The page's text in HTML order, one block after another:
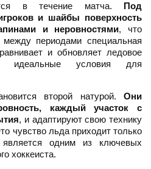
в течение матча. Под
и шайбы поверхность
и неровностями, что
периодами специальная
и обновляет ледовое
идеальные условия для
второй натурой. Они
каждый участок с
, и адаптируют свою технику
чувство льда приходит только
одним из ключевых
хоккеиста.